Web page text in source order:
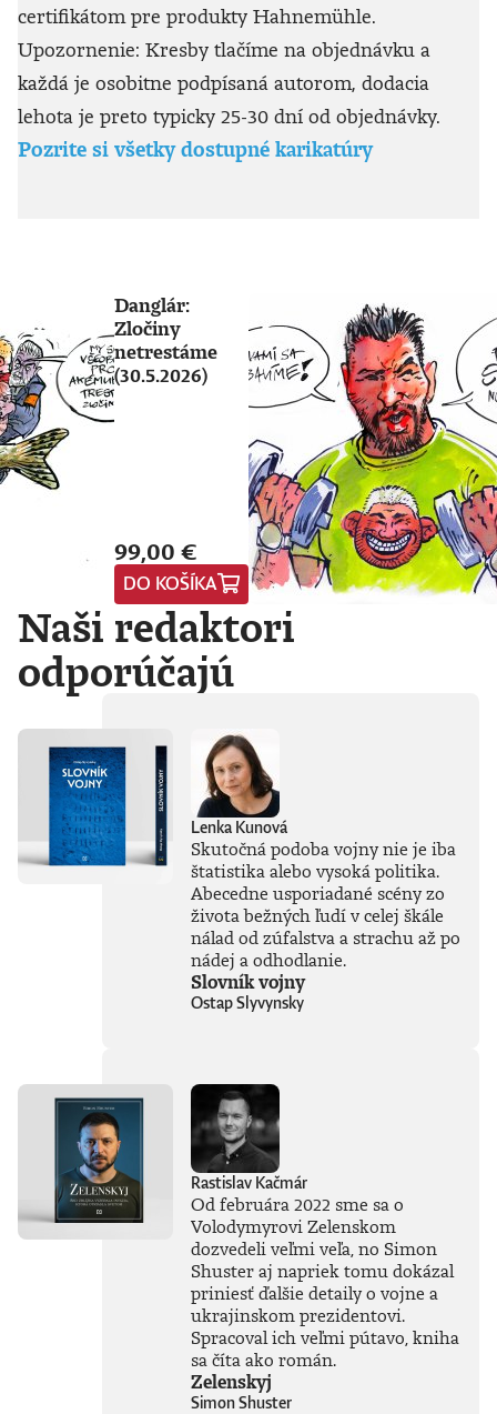
certifikátom pre produkty Hahnemühle.
Upozornenie: Kresby tlačíme na objednávku a
každá je osobitne podpísaná autorom, dodacia
lehota je preto typicky 25-30 dní od objednávky.
Pozrite si všetky dostupné karikatúry
Danglár:
Zločiny
netrestáme
(30.5.2026)
99,00 €
DO KOŠÍKA
Naši redaktori
odporúčajú
Lenka Kunová
Skutočná podoba vojny nie je iba
štatistika alebo vysoká politika.
Abecedne usporiadané scény zo
života bežných ľudí v celej škále
nálad od zúfalstva a strachu až po
nádej a odhodlanie.
Slovník vojny
Ostap Slyvynsky
Rastislav Kačmár
Od februára 2022 sme sa o
Volodymyrovi Zelenskom
dozvedeli veľmi veľa, no Simon
Shuster aj napriek tomu dokázal
priniesť ďalšie detaily o vojne a
ukrajinskom prezidentovi.
Spracoval ich veľmi pútavo, kniha
sa číta ako román.
Zelenskyj
Simon Shuster